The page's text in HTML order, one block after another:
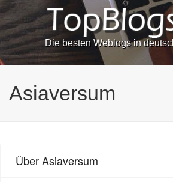
Die besten Weblogs in
Asiaversum
Über Asiaversum